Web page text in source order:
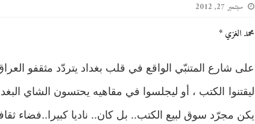
سبتمبر 27, 2012
محمد الغزي *
على شارع المتنبّي الواقع في قلب بغداد يتردّد مثقفو العراق
ليقتنوا الكتب ، أو ليجلسوا في مقاهيه يحتسون الشاي
يكن مجرّد سوق لبيع الكتب.. بل كان.. ناديا كبيرا..فضاء